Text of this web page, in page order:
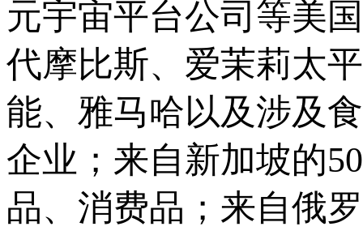
元宇宙平台公司等美
代摩比斯、爱茉莉太
能、雅马哈以及涉及
企业；来自新加坡的
品、消费品；来自俄